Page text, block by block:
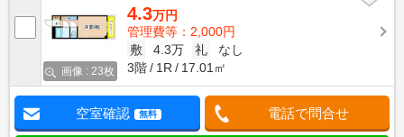
画像 : 23枚
4.3万円
管理費等：2,000円
敷
4.3万 礼
なし
3階
1R 17.01㎡
空室確認 無料 電話で問合せ